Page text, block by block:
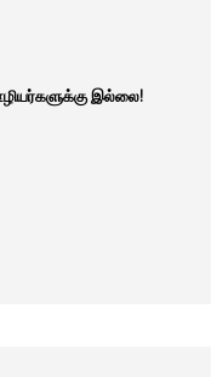
இல்லை!